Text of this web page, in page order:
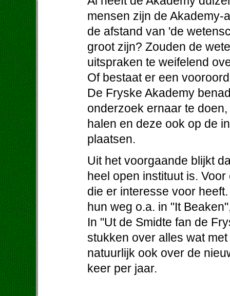
mensen zijn de Akademy-
de afstand van 'de
groot zijn? Zouden de
uitspraken te weifelend
Of bestaat er een
De Fryske Akademy
onderzoek ernaar te
halen en deze ook op de
plaatsen.
Uit het voorgaande blijkt
heel open instituut is.
die er interesse voor
hun weg o.a. in "It
In "Ut de Smidte fan de
stukken over alles wat
natuurlijk ook over de
keer per jaar.